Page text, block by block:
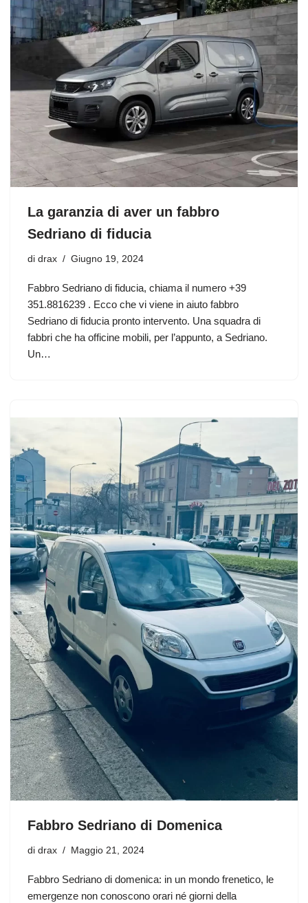
La garanzia di aver un fabbro
Sedriano di fiducia
di drax Giugno 19, 2024
Fabbro Sedriano di fiducia, chiama il numero +39
351.8816239 . Ecco che vi viene in aiuto fabbro
Sedriano di fiducia pronto intervento. Una squadra di
fabbri che ha officine mobili, per l’appunto, a Sedriano.
Un…
Fabbro Sedriano di Domenica
di drax Maggio 21, 2024
Fabbro Sedriano di domenica: in un mondo frenetico, le
emergenze non conoscono orari né giorni della